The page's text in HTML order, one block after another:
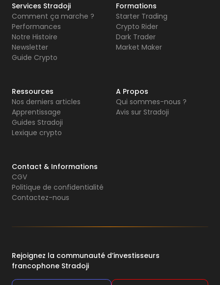
Services Stradoji
Comment ça marche ?
Performances
Notre Histoire
Newsletter
Guide Crypto
Formations
Starter Trading
Crypto Rider
Dark Trader
Market Maker
Ressources
Nos derniers articles
Apprentissage
Guides Stradoji
Lexique crypto
A Propos
Qui sommes-nous ?
Avis sur Stradoji
Contact & Informations
CGV
Politique de confidentialité
Contactez-nous
Rejoignez la communauté d’investisseurs
francophone Stradoji